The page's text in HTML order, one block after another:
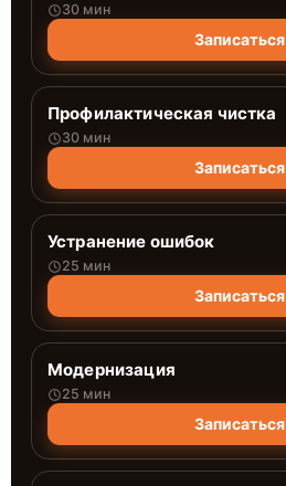
30 мин
Записаться
Профилактическая чистка
30 мин
Записаться
Устранение ошибок
25 мин
Записаться
Модернизация
25 мин
Записаться